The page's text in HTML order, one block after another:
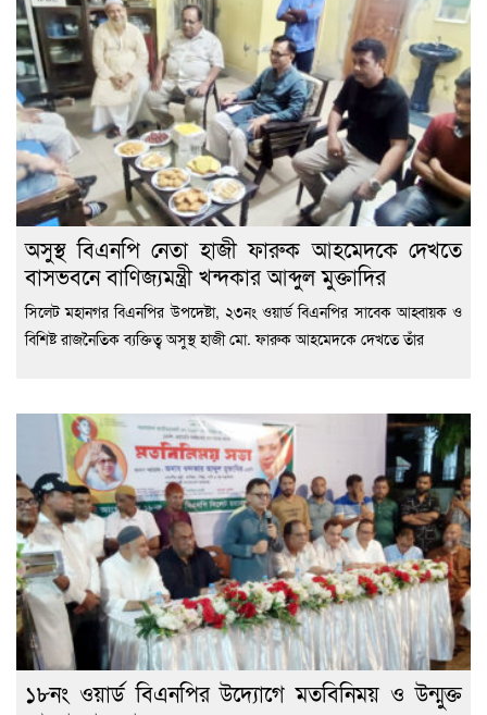
অসুস্থ বিএনপি নেতা হাজী ফারুক আহমেদকে দেখতে
বাসভবনে বাণিজ্যমন্ত্রী খন্দকার আব্দুল মুক্তাদির
সিলেট মহানগর বিএনপির উপদেষ্টা, ২৩নং ওয়ার্ড বিএনপির সাবেক আহ্বায়ক ও
বিশিষ্ট রাজনৈতিক ব্যক্তিত্ব অসুস্থ হাজী মো. ফারুক আহমেদকে দেখতে তাঁর
১৮নং ওয়ার্ড বিএনপির উদ্যোগে মতবিনিময় ও উন্মুক্ত